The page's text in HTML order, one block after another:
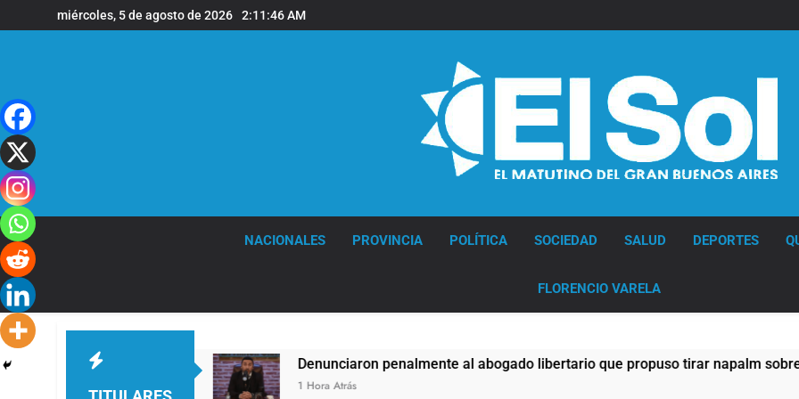
al
miércoles, 5 de agosto de 2026 2:11:46 AM
NACIONALES PROVINCIA POLÍTICA SOCIEDAD SALUD DEPORTES
FLORENCIO VARELA
de viento Denunciaron penalmente al abogado libertario que propuso tirar napalm sobre el Gran
1 Hora Atrás